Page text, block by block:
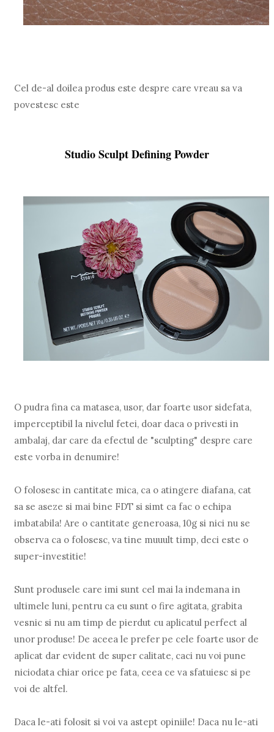
Cel de-al doilea produs este despre care vreau sa va
povestesc este
Studio Sculpt Defining Powder
O pudra fina ca matasea, usor, dar foarte usor sidefata,
imperceptibil la nivelul fetei, doar daca o privesti in
ambalaj, dar care da efectul de "sculpting" despre care
este vorba in denumire!
O folosesc in cantitate mica, ca o atingere diafana, cat
sa se aseze si mai bine FDT si simt ca fac o echipa
imbatabila! Are o cantitate generoasa, 10g si nici nu se
observa ca o folosesc, va tine muuult timp, deci este o
super-investitie!
Sunt produsele care imi sunt cel mai la indemana in
ultimele luni, pentru ca eu sunt o fire agitata, grabita
vesnic si nu am timp de pierdut cu aplicatul perfect al
unor produse! De aceea le prefer pe cele foarte usor de
aplicat dar evident de super calitate, caci nu voi pune
niciodata chiar orice pe fata, ceea ce va sfatuiesc si pe
voi de altfel.
Daca le-ati folosit si voi va astept opiniile! Daca nu le-ati